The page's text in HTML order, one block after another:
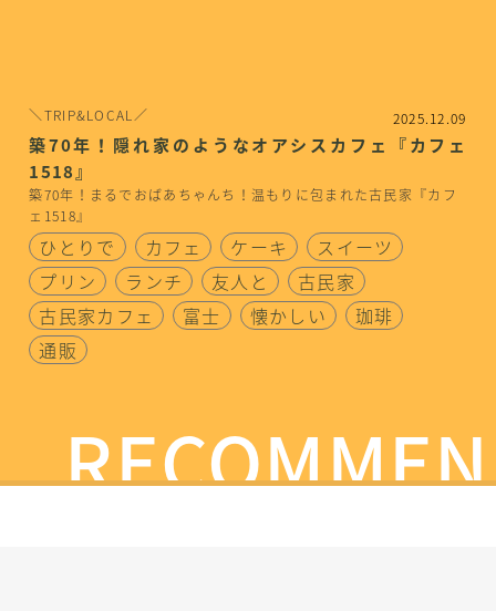
＼TRIP&LOCAL／ 2025.12.09
築70年！隠れ家のようなオアシスカフェ『カフェ
1518』
築70年！まるでおばあちゃんち！温もりに包まれた古民家『カフ
ェ1518』
ひとりで カフェ ケーキ
スイーツ
プリン
ランチ 友人と
古民家
古民家カフェ
富士 懐かしい
珈琲
通販